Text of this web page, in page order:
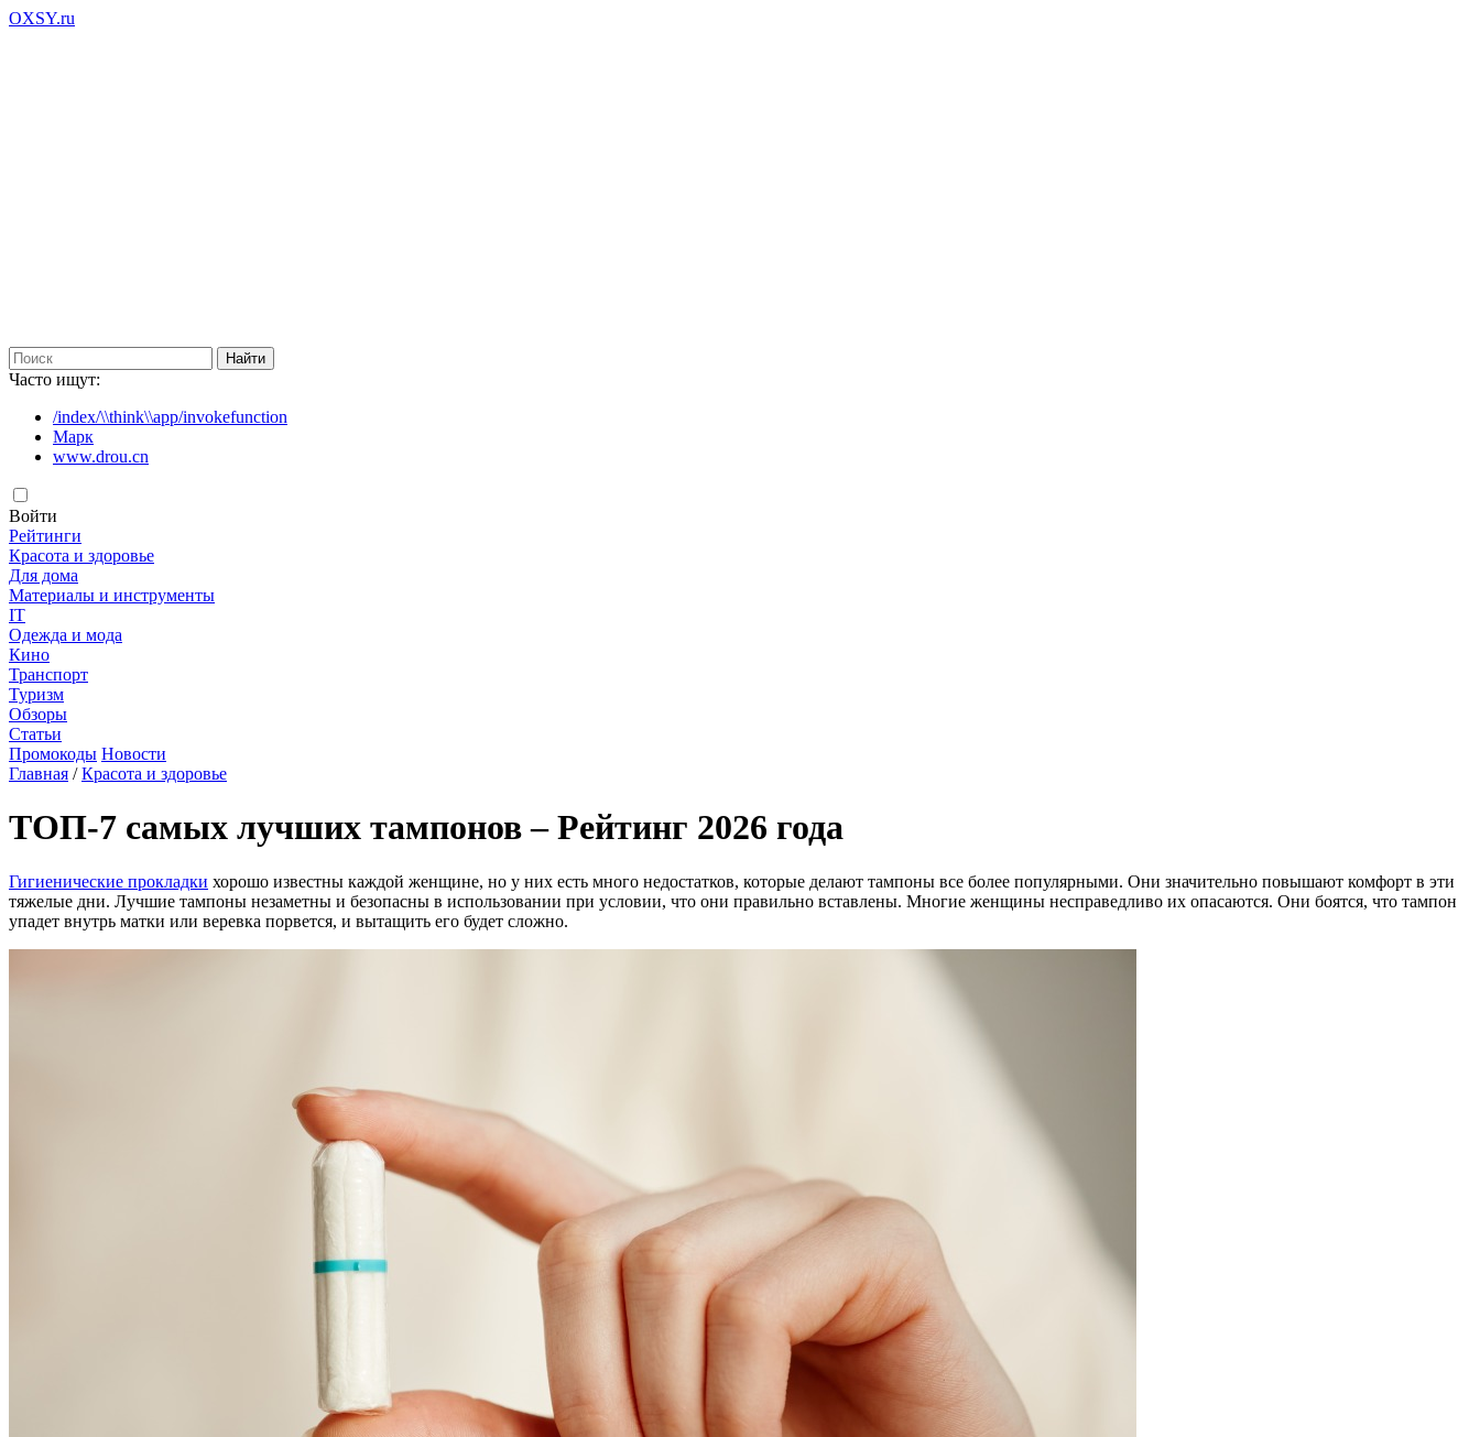
OXSY.ru
Часто ищут:
/index/\\think\\app/invokefunction
Марк
www.drou.cn
Войти
Рейтинги
Красота и здоровье
Для дома
Материалы и инструменты
IT
Одежда и мода
Кино
Транспорт
Туризм
Обзоры
Статьи
Промокоды Новости
Главная /Красота и здоровье
ТОП-7 самых лучших тампонов – Рейтинг 2026 года
Гигиенические прокладки хорошо известны каждой женщине, но у них есть много недостатков, которые делают тампоны все более популярными. Они значительно повышают комфорт в эти
тяжелые дни. Лучшие тампоны незаметны и безопасны в использовании при условии, что они правильно вставлены. Многие женщины несправедливо их опасаются. Они боятся, что тампон
упадет внутрь матки или веревка порвется, и вытащить его будет сложно.